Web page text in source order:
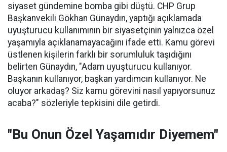
siyaset gündemine bomba gibi düştü. CHP Grup
Başkanvekili Gökhan Günaydın, yaptığı açıklamada
uyuşturucu kullanımının bir siyasetçinin yalnızca özel
yaşamıyla açıklanamayacağını ifade etti. Kamu görevi
üstlenen kişilerin farklı bir sorumluluk taşıdığını
belirten Günaydın, "Adam uyuşturucu kullanıyor.
Başkanın kullanıyor, başkan yardımcın kullanıyor. Ne
oluyor arkadaş? Siz kamu görevini nasıl yapıyorsunuz
acaba?" sözleriyle tepkisini dile getirdi.
"Bu Onun Özel Yaşamıdır Diyemem"